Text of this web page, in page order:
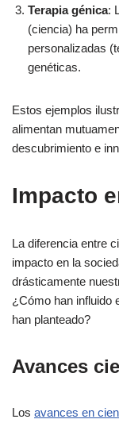
Terapia génica:
(ciencia) ha
personalizadas
genéticas.
Estos ejemplos
alimentan
descubrimiento e
Impacto
La diferencia entre
impacto en la
drásticamente
¿Cómo han influido
han planteado?
Avances
Los avances en